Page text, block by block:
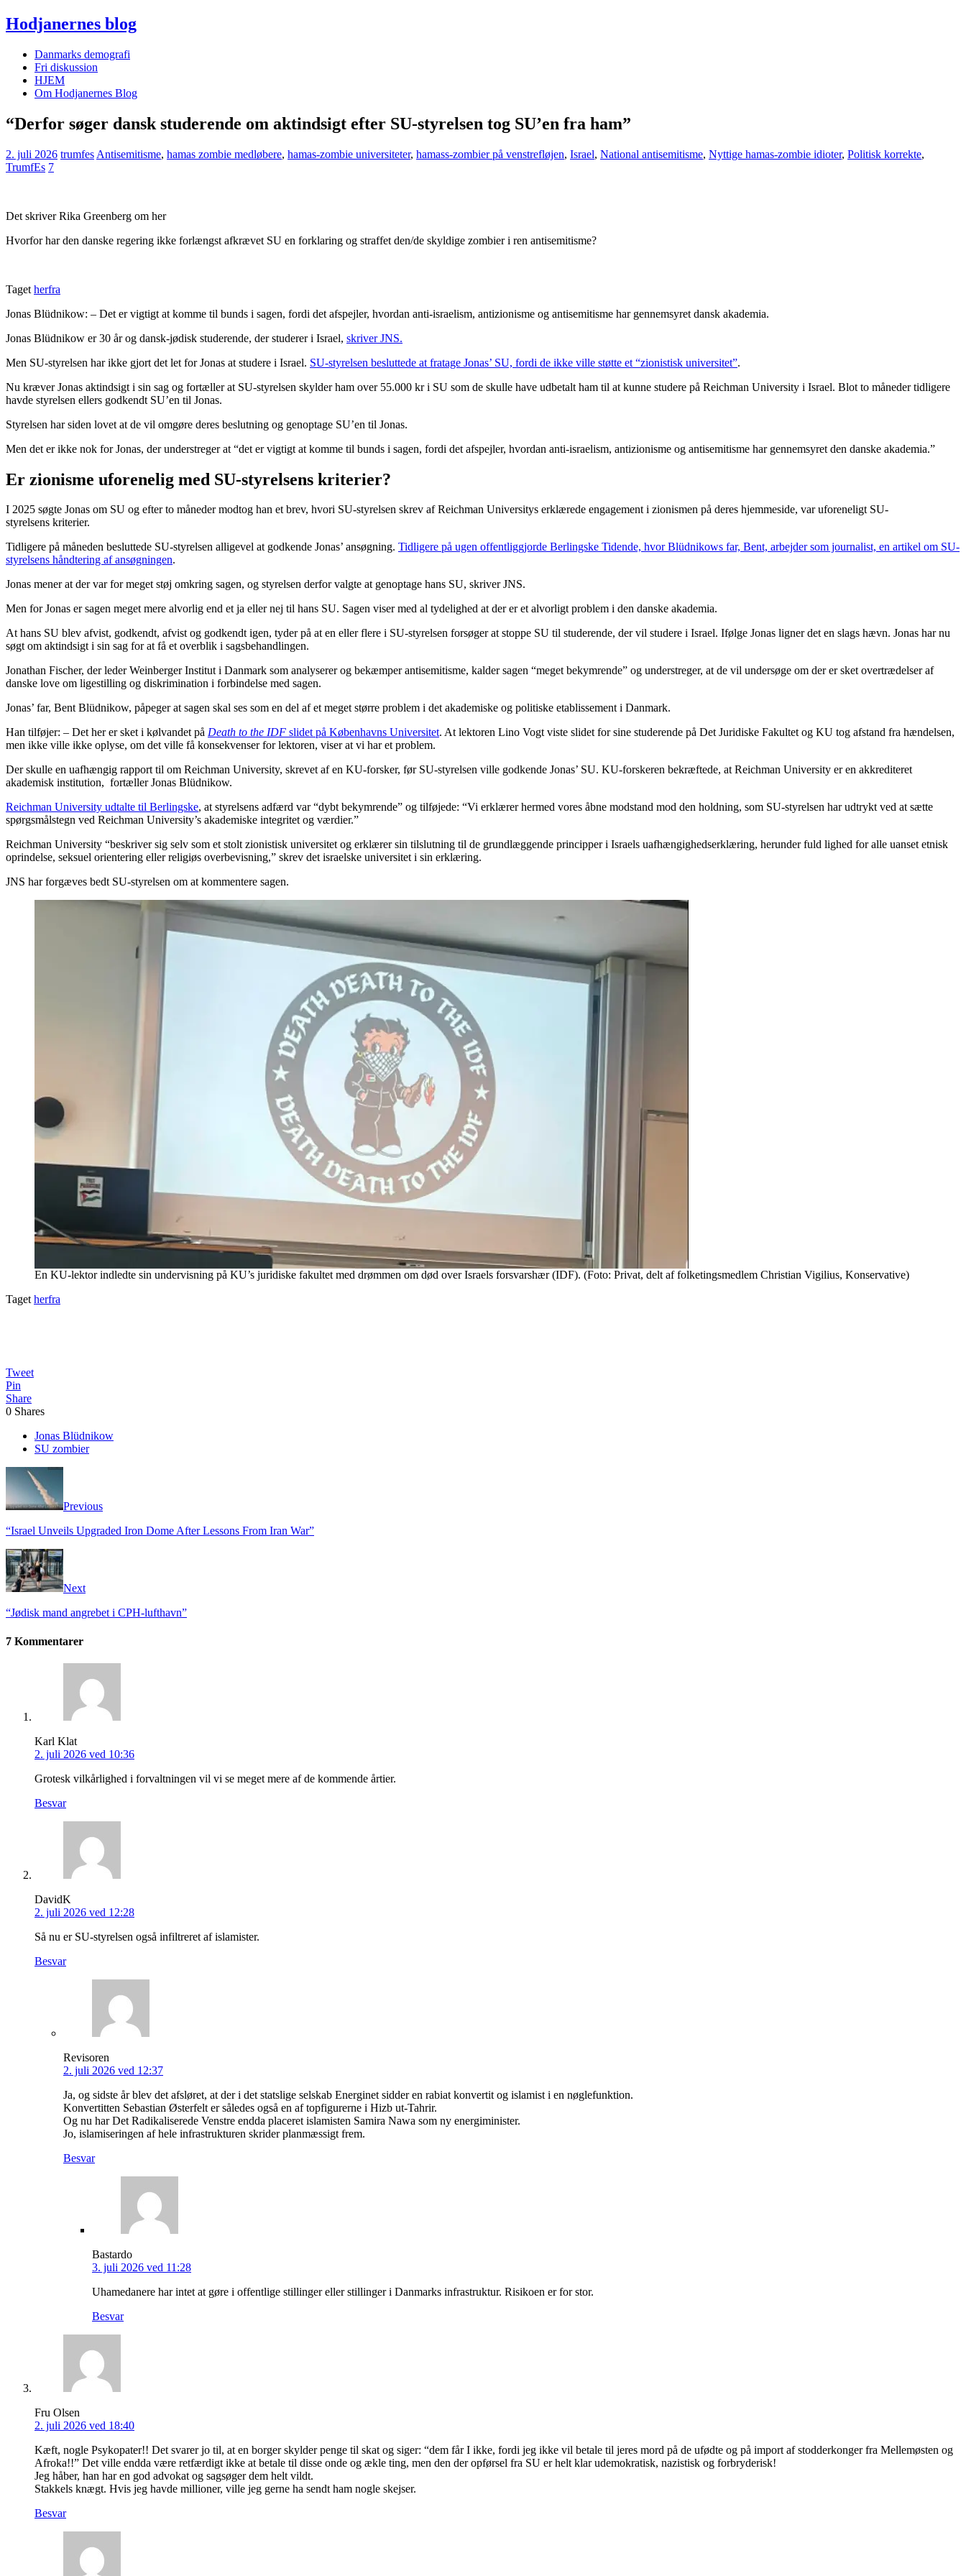
Hodjanernes blog
Danmarks demografi
Fri diskussion
HJEM
Om Hodjanernes Blog
“Derfor søger dansk studerende om aktindsigt efter SU-styrelsen tog SU’en fra ham”
2. juli 2026 trumfes Antisemitisme, hamas zombie medløbere, hamas-zombie universiteter, hamass-zombier på venstrefløjen, Israel, National antisemitisme, Nyttige hamas-zombie idioter, Politisk korrekte,
TrumfEs 7
Det skriver Rika Greenberg om her
Hvorfor har den danske regering ikke forlængst afkrævet SU en forklaring og straffet den/de skyldige zombier i ren antisemitisme?
Taget herfra
Jonas Blüdnikow: – Det er vigtigt at komme til bunds i sagen, fordi det afspejler, hvordan anti-israelism, antizionisme og antisemitisme har gennemsyret dansk akademia.
Jonas Blüdnikow er 30 år og dansk-jødisk studerende, der studerer i Israel, skriver JNS.
Men SU-styrelsen har ikke gjort det let for Jonas at studere i Israel. SU-styrelsen besluttede at fratage Jonas’ SU, fordi de ikke ville støtte et “zionistisk universitet”.
Nu kræver Jonas aktindsigt i sin sag og fortæller at SU-styrelsen skylder ham over 55.000 kr i SU som de skulle have udbetalt ham til at kunne studere på Reichman University i Israel. Blot to måneder tidligere
havde styrelsen ellers godkendt SU’en til Jonas.
Styrelsen har siden lovet at de vil omgøre deres beslutning og genoptage SU’en til Jonas.
Men det er ikke nok for Jonas, der understreger at “det er vigtigt at komme til bunds i sagen, fordi det afspejler, hvordan anti-israelism, antizionisme og antisemitisme har gennemsyret den danske akademia.”
Er zionisme uforenelig med SU-styrelsens kriterier?
I 2025 søgte Jonas om SU og efter to måneder modtog han et brev, hvori SU-styrelsen skrev af Reichman Universitys erklærede engagement i zionismen på deres hjemmeside, var uforeneligt SU-
styrelsens kriterier.
Tidligere på måneden besluttede SU-styrelsen alligevel at godkende Jonas’ ansøgning. Tidligere på ugen offentliggjorde Berlingske Tidende, hvor Blüdnikows far, Bent, arbejder som journalist, en artikel om SU-
styrelsens håndtering af ansøgningen.
Jonas mener at der var for meget støj omkring sagen, og styrelsen derfor valgte at genoptage hans SU, skriver JNS.
Men for Jonas er sagen meget mere alvorlig end et ja eller nej til hans SU. Sagen viser med al tydelighed at der er et alvorligt problem i den danske akademia.
At hans SU blev afvist, godkendt, afvist og godkendt igen, tyder på at en eller flere i SU-styrelsen forsøger at stoppe SU til studerende, der vil studere i Israel. Ifølge Jonas ligner det en slags hævn. Jonas har nu
søgt om aktindsigt i sin sag for at få et overblik i sagsbehandlingen.
Jonathan Fischer, der leder Weinberger Institut i Danmark som analyserer og bekæmper antisemitisme, kalder sagen “meget bekymrende” og understreger, at de vil undersøge om der er sket overtrædelser af
danske love om ligestilling og diskrimination i forbindelse med sagen.
Jonas’ far, Bent Blüdnikow, påpeger at sagen skal ses som en del af et meget større problem i det akademiske og politiske etablissement i Danmark.
Han tilføjer: – Det her er sket i kølvandet på Death to the IDF slidet på Københavns Universitet. At lektoren Lino Vogt viste slidet for sine studerende på Det Juridiske Fakultet og KU tog afstand fra hændelsen,
men ikke ville ikke oplyse, om det ville få konsekvenser for lektoren, viser at vi har et problem.
Der skulle en uafhængig rapport til om Reichman University, skrevet af en KU-forsker, før SU-styrelsen ville godkende Jonas’ SU. KU-forskeren bekræftede, at Reichman University er en akkrediteret
akademisk institution, fortæller Jonas Blüdnikow.
Reichman University udtalte til Berlingske, at styrelsens adfærd var “dybt bekymrende” og tilføjede: “Vi erklærer hermed vores åbne modstand mod den holdning, som SU-styrelsen har udtrykt ved at sætte
spørgsmålstegn ved Reichman University’s akademiske integritet og værdier.”
Reichman University “beskriver sig selv som et stolt zionistisk universitet og erklærer sin tilslutning til de grundlæggende principper i Israels uafhængighedserklæring, herunder fuld lighed for alle uanset etnisk
oprindelse, seksuel orientering eller religiøs overbevisning,” skrev det israelske universitet i sin erklæring.
JNS har forgæves bedt SU-styrelsen om at kommentere sagen.
En KU-lektor indledte sin undervisning på KU’s juridiske fakultet med drømmen om død over Israels forsvarshær (IDF). (Foto: Privat, delt af folketingsmedlem Christian Vigilius, Konservative)
Tagetherfra
Tweet
Pin
Share
0 Shares
Jonas Blüdnikow
SU zombier
Previous
“Israel Unveils Upgraded Iron Dome After Lessons From Iran War”
Next
“Jødisk mand angrebet i CPH-lufthavn”
7 Kommentarer
Karl Klat
2. juli 2026 ved 10:36
Grotesk vilkårlighed i forvaltningen vil vi se meget mere af de kommende årtier.
Besvar
DavidK
2. juli 2026 ved 12:28
Så nu er SU-styrelsen også infiltreret af islamister.
Besvar
Revisoren
2. juli 2026 ved 12:37
Ja, og sidste år blev det afsløret, at der i det statslige selskab Energinet sidder en rabiat konvertit og islamist i en nøglefunktion.
Konvertitten Sebastian Østerfelt er således også en af topfigurerne i Hizb ut-Tahrir.
Og nu har Det Radikaliserede Venstre endda placeret islamisten Samira Nawa som ny energiminister.
Jo, islamiseringen af hele infrastrukturen skrider planmæssigt frem.
Besvar
Bastardo
3. juli 2026 ved 11:28
Uhamedanere har intet at gøre i offentlige stillinger eller stillinger i Danmarks infrastruktur. Risikoen er for stor.
Besvar
Fru Olsen
2. juli 2026 ved 18:40
Kæft, nogle Psykopater!! Det svarer jo til, at en borger skylder penge til skat og siger: “dem får I ikke, fordi jeg ikke vil betale til jeres mord på de ufødte og på import af stodderkonger fra Mellemøsten og
Afroka!!” Det ville endda være retfærdigt ikke at betale til disse onde og ækle ting, men den der opførsel fra SU er helt klar udemokratisk, nazistisk og forbryderisk!
Jeg håber, han har en god advokat og sagsøger dem helt vildt.
Stakkels knægt. Hvis jeg havde millioner, ville jeg gerne ha sendt ham nogle skejser.
Besvar